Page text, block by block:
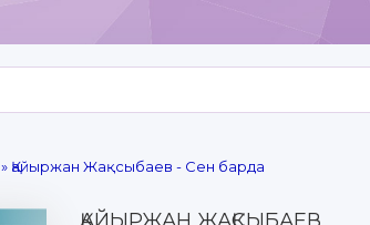
» Қайыржан Жақсыбаев - Сен барда